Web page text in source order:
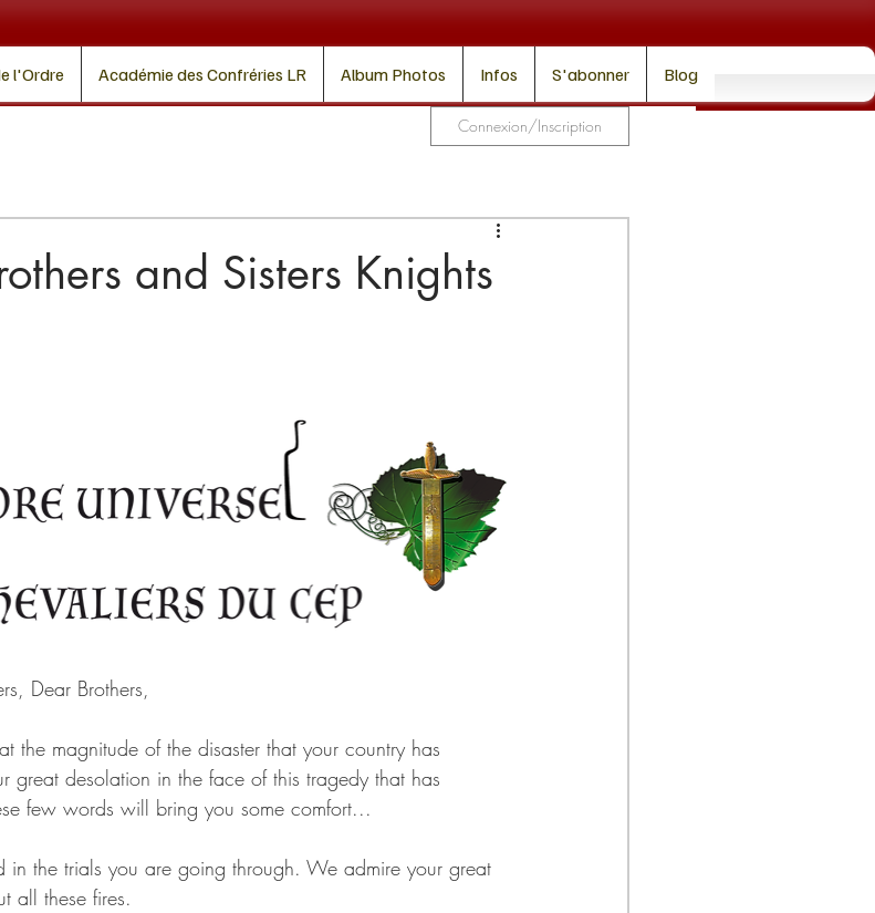
l'Ordre Académie des Confréries LR Album Photos Infos S'abonner Blog
Connexion/Inscription
and Sisters Knights
Dear Brothers,
the magnitude of the disaster that your country has
great desolation in the face of this tragedy that has
few words will bring you some comfort...
the trials you are going through. We admire your great
all these fires.